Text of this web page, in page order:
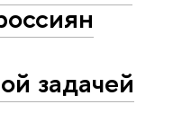
задачей